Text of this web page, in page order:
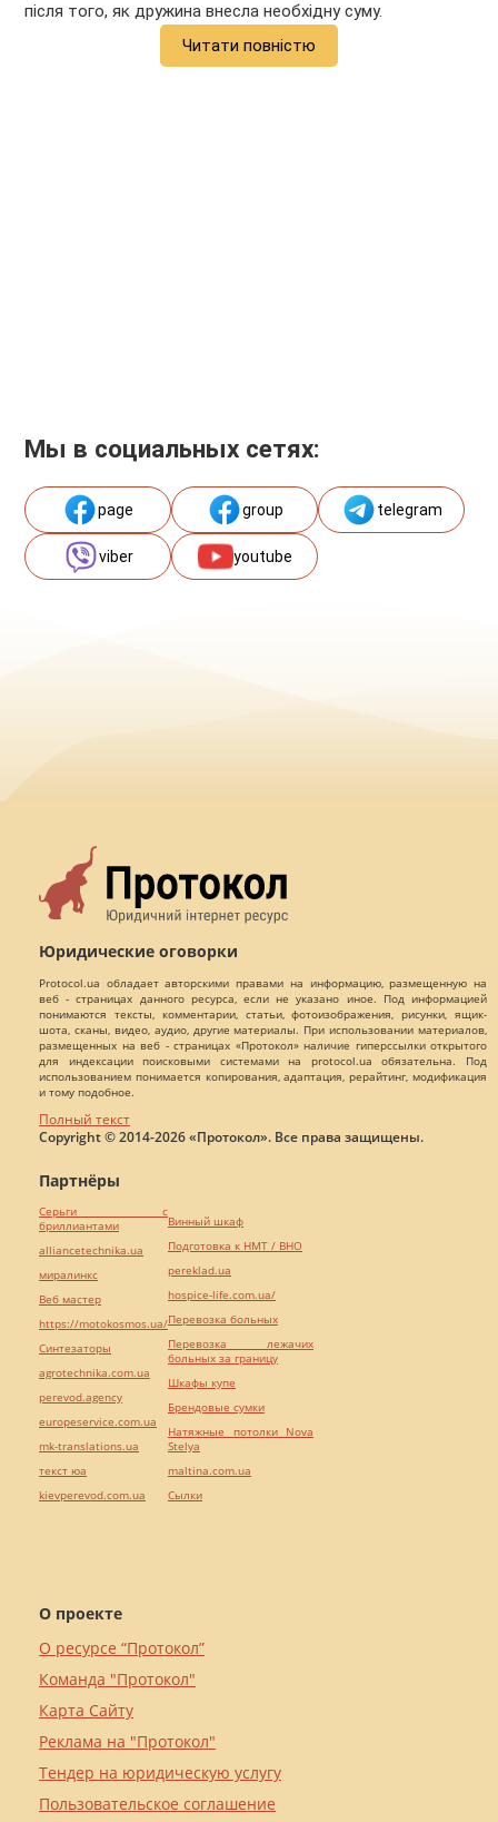
після того, як дружина внесла необхідну суму.
Читати повністю
Мы в социальных сетях:
page group telegram
viber youtube
Юридические оговорки
Protocol.ua обладает авторскими правами на информацию, размещенную на
веб - страницах данного ресурса, если не указано иное. Под информацией
понимаются тексты, комментарии, статьи, фотоизображения, рисунки, ящик-
шота, сканы, видео, аудио, другие материалы. При использовании материалов,
размещенных на веб - страницах «Протокол» наличие гиперссылки открытого
для индексации поисковыми системами на protocol.ua обязательна. Под
использованием понимается копирования, адаптация, рерайтинг, модификация
и тому подобное.
Полный текст
Copyright © 2014-2026 «Протокол». Все права защищены.
О проекте
О ресурсе “Протокол”
Команда "Протокол"
Карта Сайту
Реклама на "Протокол"
Тендер на юридическую услугу
Пользовательское соглашение
Партнёры
Серьги с
бриллиантами
alliancetechnika.ua
миралинкс
Веб мастер
https://motokosmos.ua/
Синтезаторы
agrotechnika.com.ua
perevod.agency
europeservice.com.ua
mk-translations.ua
текст юа
kievperevod.com.ua
Винный шкаф
Подготовка к НМТ / ВНО
pereklad.ua
hospice-life.com.ua/
Перевозка больных
Перевозка лежачих
больных за границу
Шкафы купе
Брендовые сумки
Натяжные потолки Nova
Stelya
maltina.com.ua
Cылки